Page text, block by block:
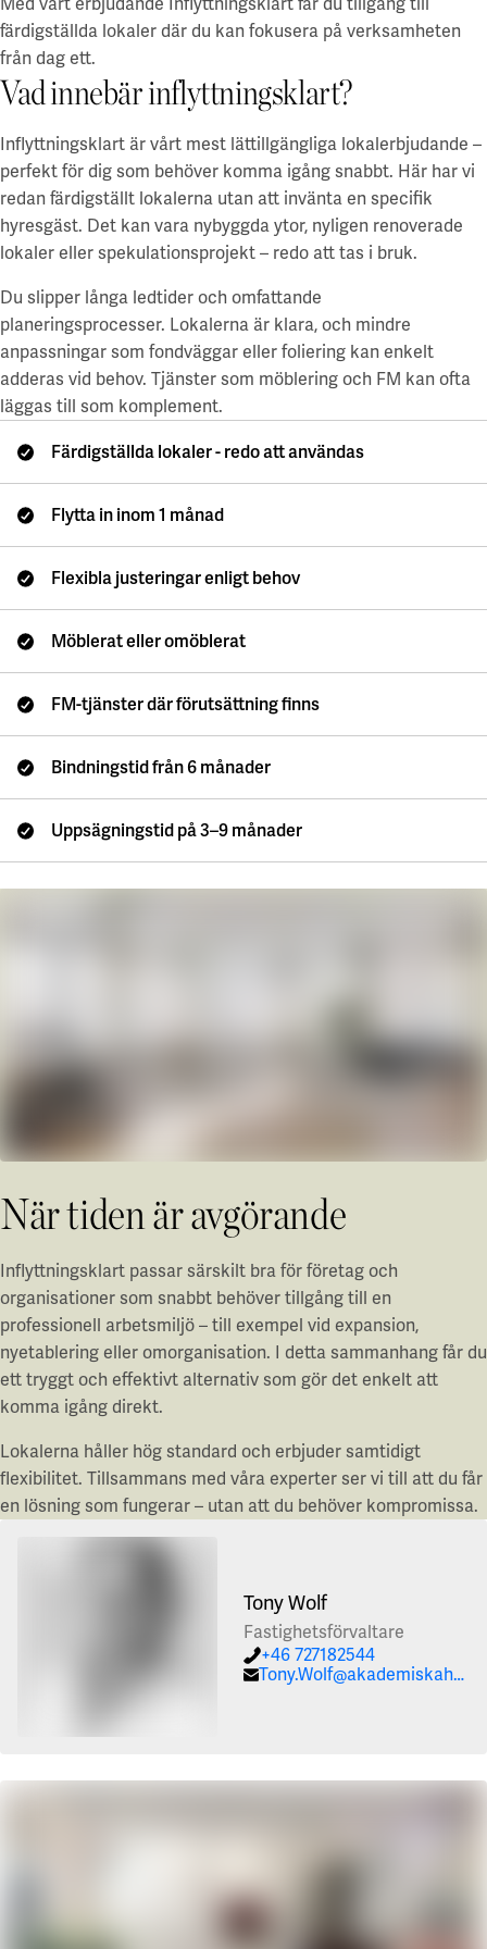
Uppsala
Blåsenhusområdet
BMC / Rosendal
EBC / Kv. Lagerträdet
Ekonomikum
Engelska parken
Ultuna / Green Innovation Park
Ångström
Chalmers - Campus Johanneberg
Göteborgs universitet - Campus Haga och Linné
Göteborgs universitet - Campus Medicinareberget
Göteborgs universitet - Näckrosen
Göteborgs universitet - Bohuslän
Lund/Alnarp
Campus Lund LTH
Campus Lund Universitetsplatån
Campus Alnarp
Linköping/Norrköping
Campus Valla Linköping
Campus Norrköping
Campus Örebro
Umeå
Högskolan i Skövde
Borås
Högskolan i Borås
Stockholm
Göteborg
Uppsala
Lund
Alla lediga lokaler
Coworking & företagspark
A Working Lab
Green Innovation Park
Grönt hyresavtal
Grönt hyresavtal
Utvalda platser
Electrumhuset
Fysiologen
Maskrosen
Medicinareberget
Zoologen
Vitsippan
Styrelse och revisor
Hållbarhet
Hållbara campus
Ansvarstagande och transparens
Hållbarhetscase
Jobba hos oss
Akademiska Hus som arbetsgivare
En hållbar arbetsplats
Vårt arbetsplatskoncept
För studenter
Finansiell information
Års- och hållbarhetsredovisning
Rapporter
Finansiering
Grön finansiering
EMTN-prospekt
Akademiska Hus som beställare
Upphandling
Kravportal
Aktuellt
Nyheter
Event
Press
färdigställda lokaler där du kan fokusera på verksamheten
från dag ett.
Vad innebär inflyttningsklart?
Inflyttningsklart är vårt mest lättillgängliga lokalerbjudande –
perfekt för dig som behöver komma igång snabbt. Här har vi
redan färdigställt lokalerna utan att invänta en specifik
hyresgäst. Det kan vara nybyggda ytor, nyligen renoverade
lokaler eller spekulationsprojekt – redo att tas i bruk.
Du slipper långa ledtider och omfattande
planeringsprocesser. Lokalerna är klara, och mindre
anpassningar som fondväggar eller foliering kan enkelt
adderas vid behov. Tjänster som möblering och FM kan ofta
läggas till som komplement.
Färdigställda lokaler - redo att användas
Flytta in inom 1 månad
Flexibla justeringar enligt behov
Möblerat eller omöblerat
FM-tjänster där förutsättning finns
Bindningstid från 6 månader
Uppsägningstid på 3–9 månader
När tiden är avgörande
Inflyttningsklart passar särskilt bra för företag och
organisationer som snabbt behöver tillgång till en
professionell arbetsmiljö – till exempel vid expansion,
nyetablering eller omorganisation. I detta sammanhang får du
ett tryggt och effektivt alternativ som gör det enkelt att
komma igång direkt.
Lokalerna håller hög standard och erbjuder samtidigt
flexibilitet. Tillsammans med våra experter ser vi till att du får
en lösning som fungerar – utan att du behöver kompromissa.
Tony Wolf
Fastighetsförvaltare
+46 727182544
Tony.Wolf@akademiskahus.se